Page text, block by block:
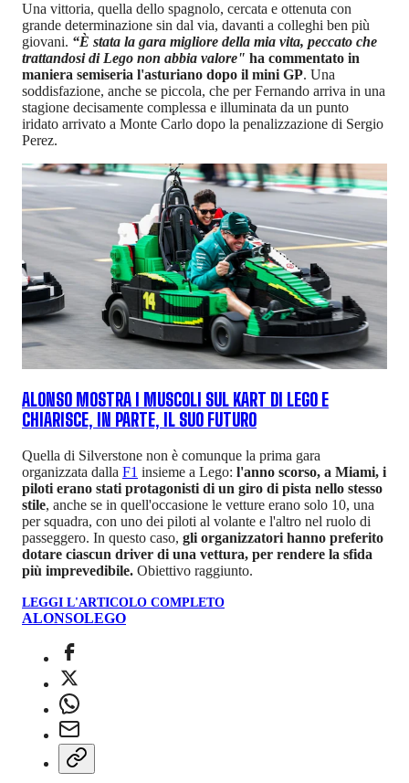
Una vittoria, quella dello spagnolo, cercata e ottenuta con
grande determinazione sin dal via, davanti a colleghi ben più
giovani. “È stata la gara migliore della mia vita, peccato che
trattandosi di Lego non abbia valore" ha commentato in
maniera semiseria l'asturiano dopo il mini GP. Una
soddisfazione, anche se piccola, che per Fernando arriva in una
stagione decisamente complessa e illuminata da un punto
iridato arrivato a Monte Carlo dopo la penalizzazione di Sergio
Perez.
ALONSO MOSTRA I MUSCOLI SUL KART DI LEGO E
CHIARISCE, IN PARTE, IL SUO FUTURO
Quella di Silverstone non è comunque la prima gara
organizzata dalla F1 insieme a Lego: l'anno scorso, a Miami, i
piloti erano stati protagonisti di un giro di pista nello stesso
stile, anche se in quell'occasione le vetture erano solo 10, una
per squadra, con uno dei piloti al volante e l'altro nel ruolo di
passeggero. In questo caso, gli organizzatori hanno preferito
dotare ciascun driver di una vettura, per rendere la sfida
più imprevedibile. Obiettivo raggiunto.
LEGGI L'ARTICOLO COMPLETO
ALONSOLEGO